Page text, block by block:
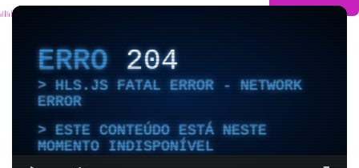
ERRO204
HLS.JS FATAL ERROR - NETWORK
ERROR
ESTE CONTEÚDO ESTÁ NESTE
MOMENTO INDISPONÍVEL